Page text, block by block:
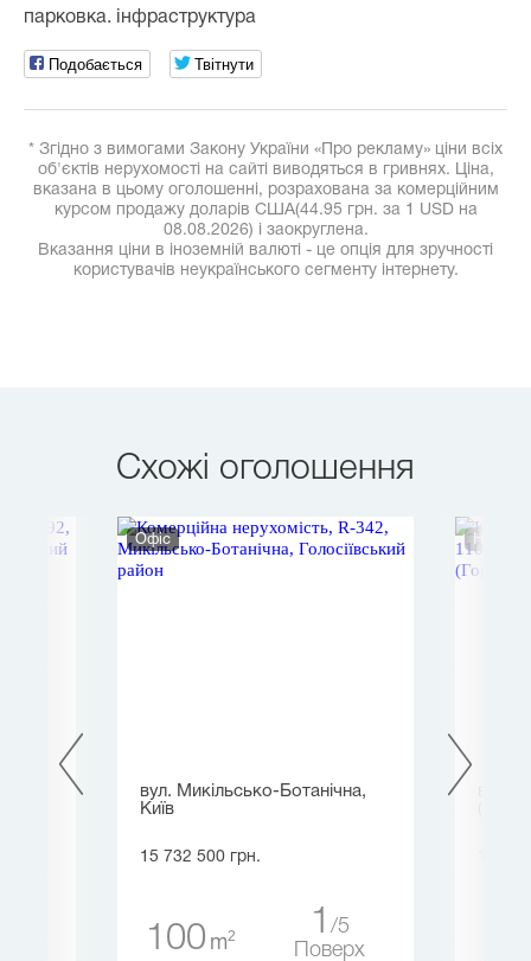
парковка. інфраструктура
Подобається Твітнути
* Згідно з вимогами Закону України «Про рекламу» ціни всіх
об'єктів нерухомості на сайті виводяться в гривнях. Ціна,
вказана в цьому оголошенні, розрахована за комерційним
курсом продажу доларів США(44.95 грн. за 1 USD на
08.08.2026) і заокруглена.
Вказання ціни в іноземній валюті - це опція для зручності
користувачів неукраїнського сегменту інтернету.
Схожі оголошення
Офіс
вул. Микільсько-Ботанічна,
Київ
15 732 500 грн.
100 m2 1
5
Поверх